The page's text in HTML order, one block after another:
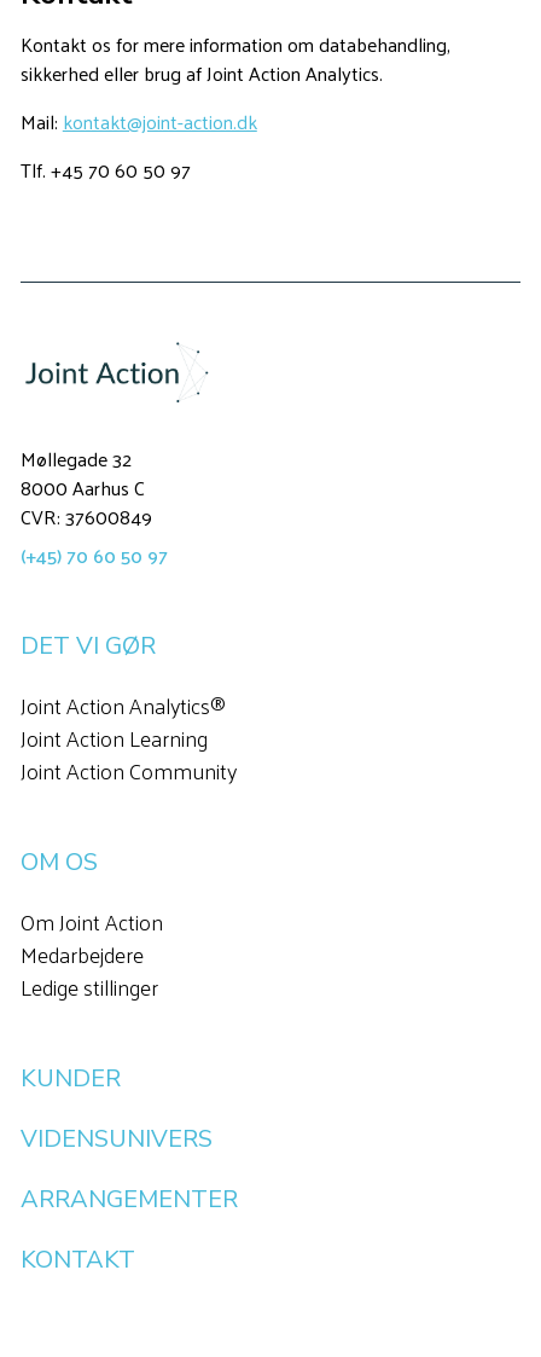
Kontakt os for mere information om databehandling,
sikkerhed eller brug af Joint Action Analytics.
Mail:kontakt@joint-action.dk
Tlf. +45 70 60 50 97
Møllegade 32
8000 Aarhus C
CVR: 37600849
(+45) 70 60 50 97
DET VI GØR
Joint Action Analytics®
Joint Action Learning
Joint Action Community
OM OS
Om Joint Action
Medarbejdere
Ledige stillinger
KUNDER
VIDENSUNIVERS
ARRANGEMENTER
KONTAKT